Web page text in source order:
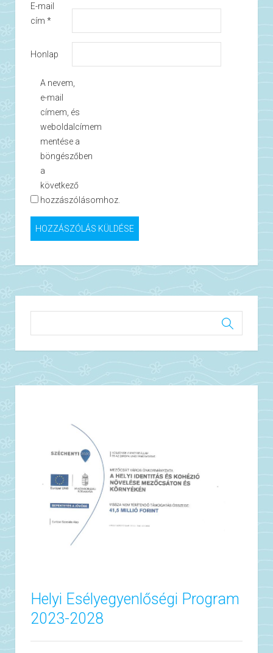
E-mail
cím *
Honlap
A nevem,
e-mail
címem, és
weboldalcímem
mentése a
böngészőben
a
következő
hozzászólásomhoz.
Helyi Esélyegyenlőségi Program
2023-2028